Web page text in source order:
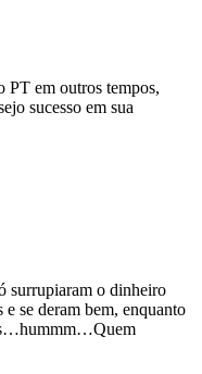
PT em outros tempos,
sucesso em sua
surrupiaram o dinheiro
e se deram bem, enquanto